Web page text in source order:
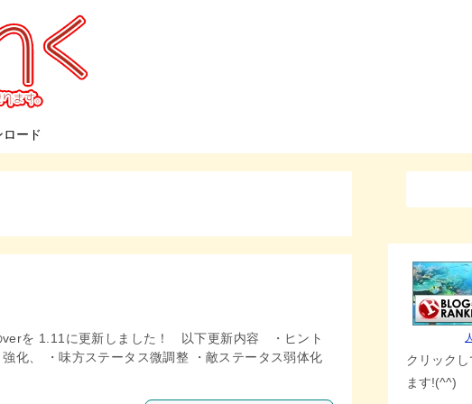
ード
を 1.11に更新しました！ 以下更新内容 ・ヒント
強化、 ・味方ステータス微調整 ・敵ステータス弱体化
クリック
ます!(^^)